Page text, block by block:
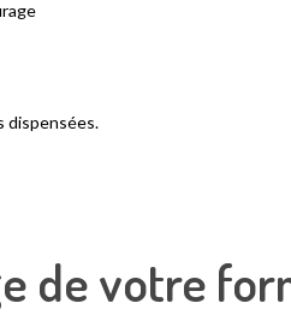
dispensées.
de votre